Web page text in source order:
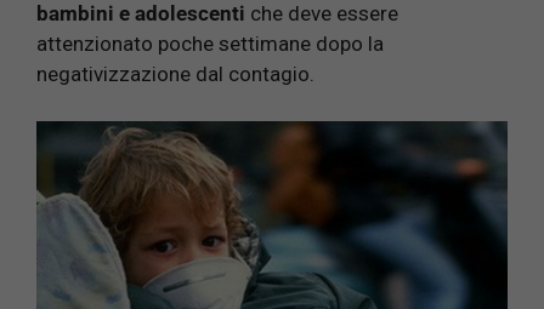
bambini e adolescenti che deve essere
attenzionato poche settimane dopo la
negativizzazione dal contagio.